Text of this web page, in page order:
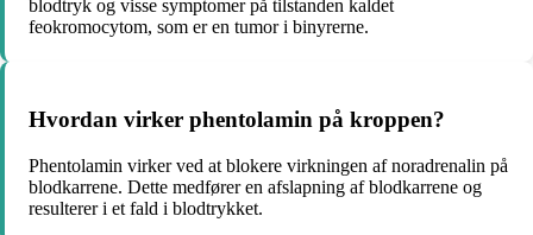
blodtryk og visse symptomer på tilstanden kaldet
feokromocytom, som er en tumor i binyrerne.
Hvordan virker phentolamin på kroppen?
Phentolamin virker ved at blokere virkningen af noradrenalin på
blodkarrene. Dette medfører en afslapning af blodkarrene og
resulterer i et fald i blodtrykket.